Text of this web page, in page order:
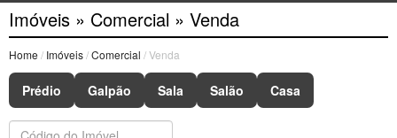
Imóveis » Comercial » Venda
Home / Imóveis/Comercial / Venda
Prédio Galpão Sala Salão Casa